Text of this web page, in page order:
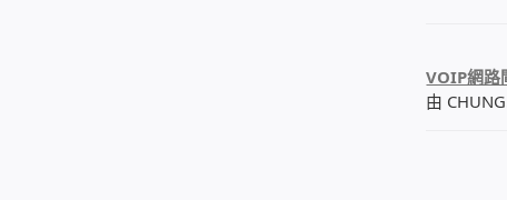
VOIP網路
由